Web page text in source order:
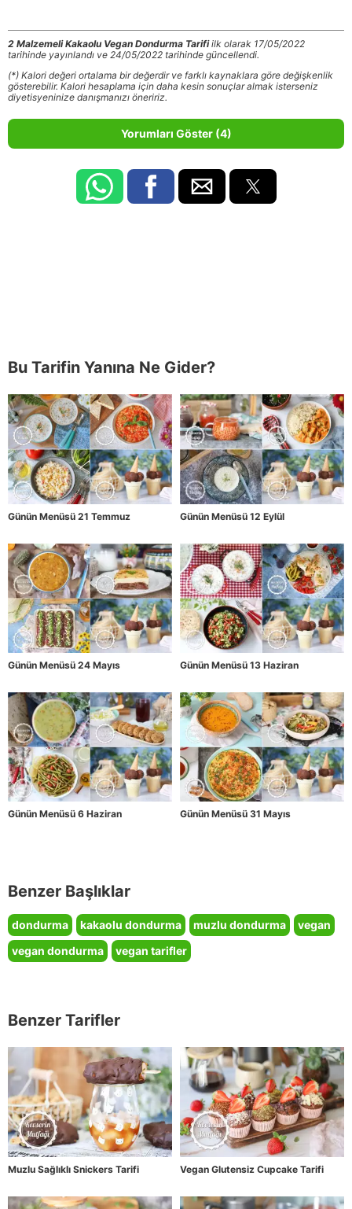
2 Malzemeli Kakaolu Vegan Dondurma Tarifiilk olarak 17/05/2022
tarihinde yayınlandı ve 24/05/2022 tarihinde güncellendi.
(*) Kalori değeri ortalama bir değerdir ve farklı kaynaklara göre değişkenlik
gösterebilir. Kalori hesaplama için daha kesin sonuçlar almak isterseniz
diyetisyeninize danışmanızı öneririz.
Yorumları Göster (4)
Bu Tarifin Yanına Ne Gider?
Günün Menüsü 21 Temmuz Günün Menüsü 12 Eylül
Günün Menüsü 24 Mayıs Günün Menüsü 13 Haziran
Günün Menüsü 6 Haziran Günün Menüsü 31 Mayıs
Benzer Başlıklar
dondurma kakaolu dondurma muzlu dondurma
vegan
vegan dondurma
vegan tarifler
Benzer Tarifler
Muzlu Sağlıklı Snickers Tarifi Vegan Glutensiz Cupcake Tarifi